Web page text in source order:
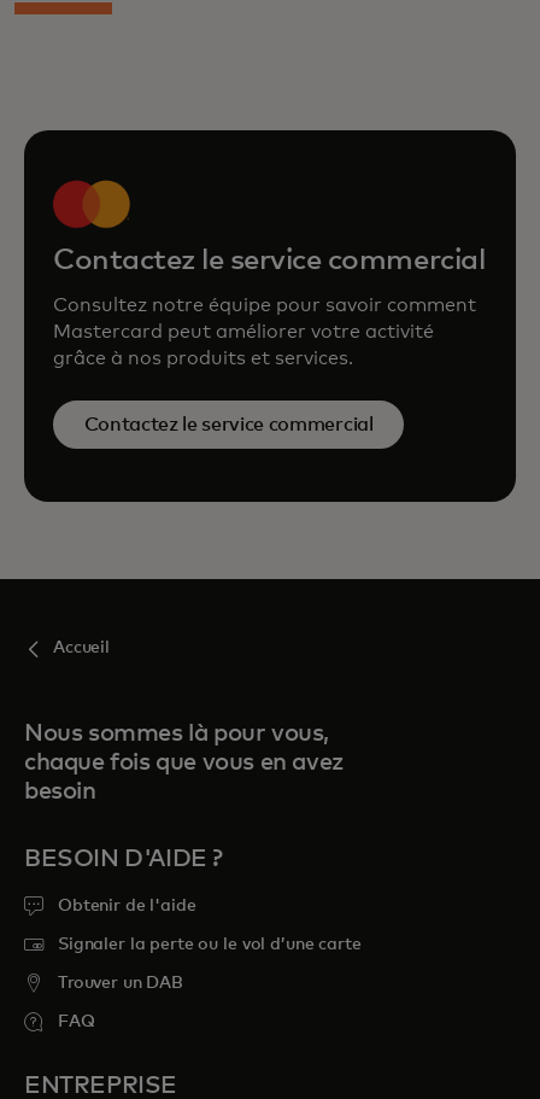
Contactez le service commercial
Consultez notre équipe pour savoir comment
Mastercard peut améliorer votre activité
grâce à nos produits et services.
Contactez le service commercial
Accueil
Nous sommes là pour vous,
chaque fois que vous en avez
besoin
BESOIN D'AIDE ?
Obtenir de l'aide
Signaler la perte ou le vol d’une carte
Trouver un DAB
FAQ
ENTREPRISE